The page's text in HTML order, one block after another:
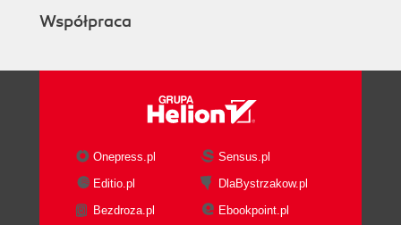
Współpraca
Onepress.pl
Sensus.pl
Editio.pl
DlaBystrzakow.pl
Bezdroza.pl
Ebookpoint.pl